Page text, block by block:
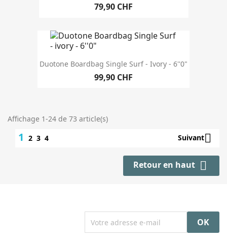
79,90 CHF
Duotone Boardbag Single Surf - Ivory - 6''0"
99,90 CHF
Affichage 1-24 de 73 article(s)
1 2 3 4 Suivant
Retour en haut 